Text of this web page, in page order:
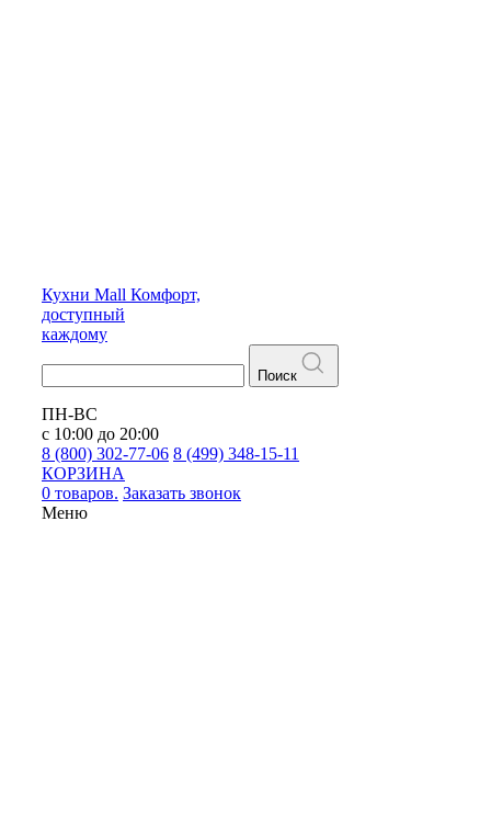
Кухни Mall Комфорт,
доступный
каждому
Поиск
ПН-ВС
с 10:00 до 20:00
8 (800) 302-77-06 8 (499) 348-15-11
КОРЗИНА
0 товаров. Заказать звонок
Меню